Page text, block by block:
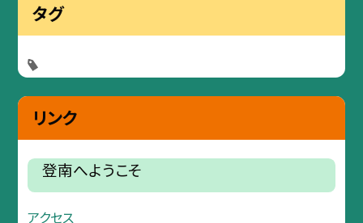
タグ
リンク
登南へようこそ
アクセス